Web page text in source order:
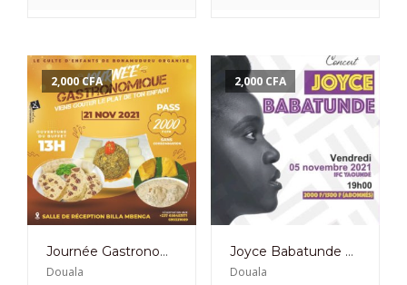
Journée Gastronomique à Bonamuduru-Douala le 21 Novembre 2021
2,000CFA
Douala
Joyce Babatunde en concert à l’IFC de Yaoundé
2,000 CFA
Douala